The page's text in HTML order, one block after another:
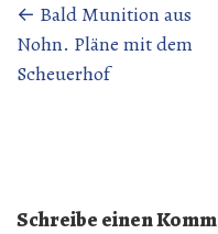
Beitragsnavigation
← Bald Munition aus
Nohn. Pläne mit dem
Scheuerhof
Schreibe einen